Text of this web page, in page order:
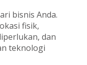
bisnis Anda.
fisik,
dan
teknologi